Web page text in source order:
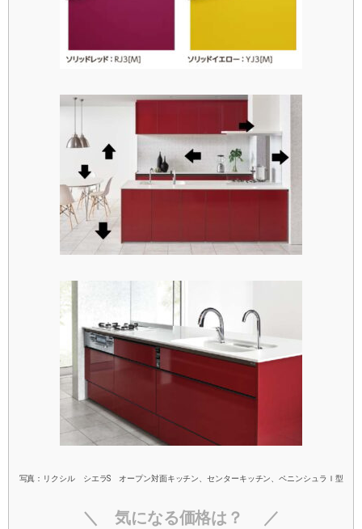
写真：リクシル シエラS オープン対面キッチン、センターキッチン、ペニンシュラＩ型
＼ 気になる価格は？ ／